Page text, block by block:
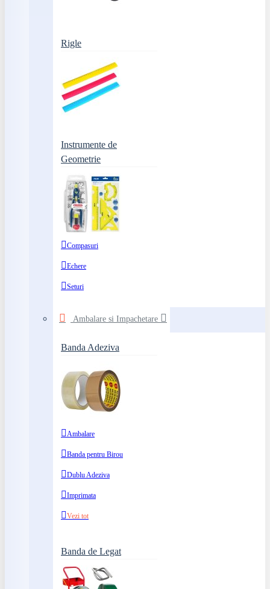
Rigle
Instrumente de
Geometrie
Compasuri
Echere
Seturi
Ambalare si Impachetare
Banda Adeziva
Ambalare
Banda pentru Birou
Dublu Adeziva
Imprimata
Vezi tot
Banda de Legat